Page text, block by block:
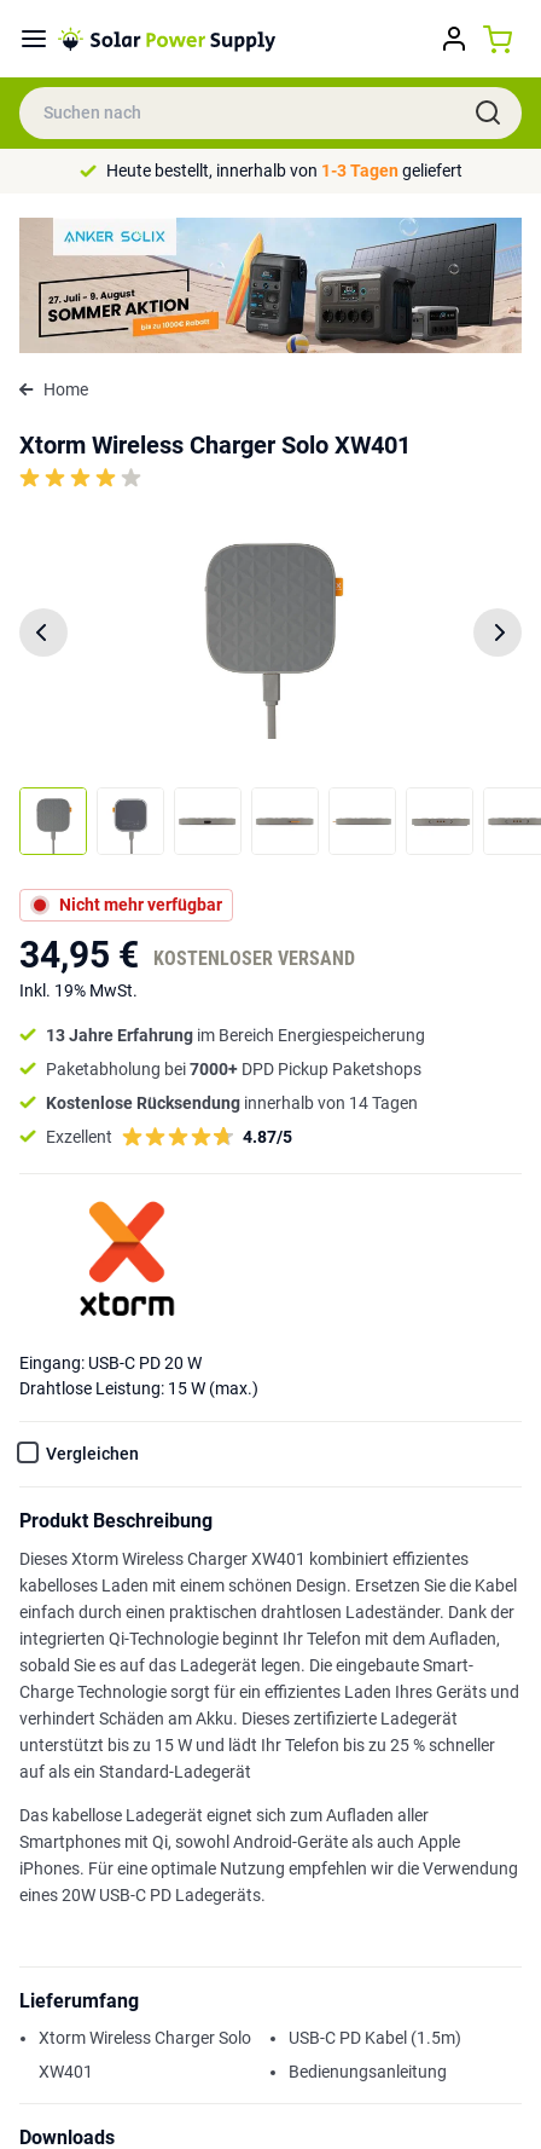
Heute bestellt, innerhalb von 1-3 Tagengeliefert
Home
Xtorm Wireless Charger Solo XW401
Nicht mehr verfügbar
34,95 € KOSTENLOSER VERSAND
Inkl. 19% MwSt.
13 Jahre Erfahrung im Bereich Energiespeicherung
Paketabholung bei7000+ DPD Pickup Paketshops
Kostenlose Rücksendung innerhalb von 14 Tagen
Exzellent
4.87/5
Eingang: USB-C PD 20 W
Drahtlose Leistung: 15 W (max.)
Vergleichen
Produkt Beschreibung
Dieses Xtorm Wireless Charger XW401 kombiniert effizientes
kabelloses Laden mit einem schönen Design. Ersetzen Sie die Kabel
einfach durch einen praktischen drahtlosen Ladeständer. Dank der
integrierten Qi-Technologie beginnt Ihr Telefon mit dem Aufladen,
sobald Sie es auf das Ladegerät legen. Die eingebaute Smart-
Charge Technologie sorgt für ein effizientes Laden Ihres Geräts und
verhindert Schäden am Akku. Dieses zertifizierte Ladegerät
unterstützt bis zu 15 W und lädt Ihr Telefon bis zu 25 % schneller
auf als ein Standard-Ladegerät
Das kabellose Ladegerät eignet sich zum Aufladen aller
Smartphones mit Qi, sowohl Android-Geräte als auch Apple
iPhones. Für eine optimale Nutzung empfehlen wir die Verwendung
eines 20W USB-C PD Ladegeräts.
Lieferumfang
Xtorm Wireless Charger Solo
XW401
USB-C PD Kabel (1.5m)
Bedienungsanleitung
Downloads